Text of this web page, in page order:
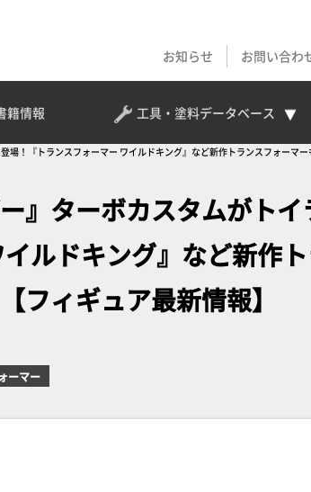
お知らせ
お問い合わ
籍情報 工具・塗料データベース
！『トランスフォーマー ワイルドキング』など新作トランスフォーマー
』ターボカスタムがトイ
ルドキング』など新作
フィギュア最新情報】
ーマー